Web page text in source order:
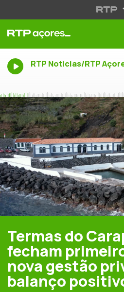
RTP Noticias/RTP
Termas do
fecham
nova gestão
balanço